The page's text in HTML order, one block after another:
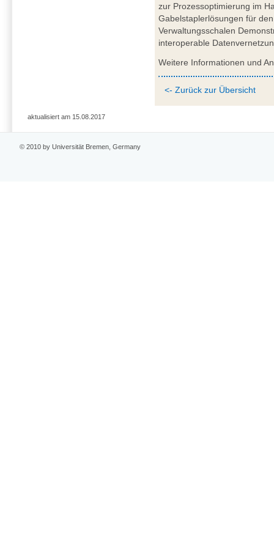
zur Prozessoptimierung im
Gabelstaplerlösungen für
Verwaltungsschalen
interoperable
Weitere Informationen und
<- Zurück zur Übersicht
aktualisiert am 15.08.2017
© 2010 by Universität Bremen, Germany